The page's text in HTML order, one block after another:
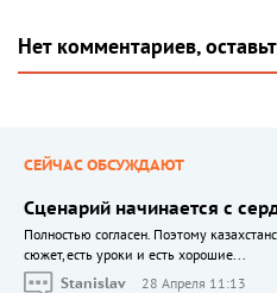
Нет комментариев,
СЕЙЧАС ОБСУЖДАЮТ
Сценарий начинается с
Полностью согласен. Поэтому
сюжет, есть уроки и есть хорошие...
Stanislav
28 Апреля 11:13